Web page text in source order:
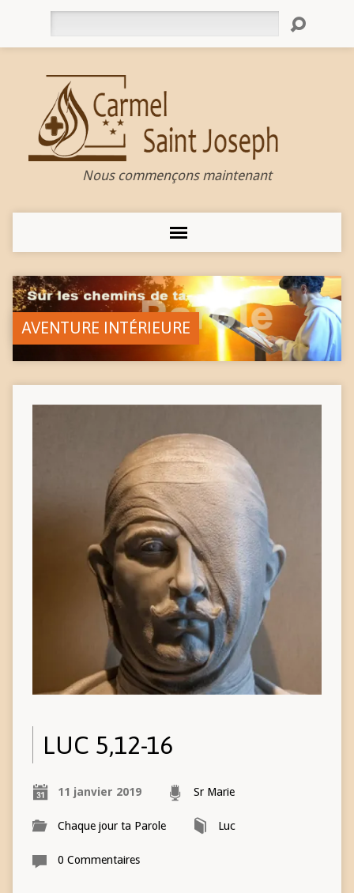
Nous commençons maintenant
AVENTURE INTÉRIEURE
LUC 5,12-16
11 janvier 2019 Sr Marie
Chaque jour ta Parole Luc
0 Commentaires